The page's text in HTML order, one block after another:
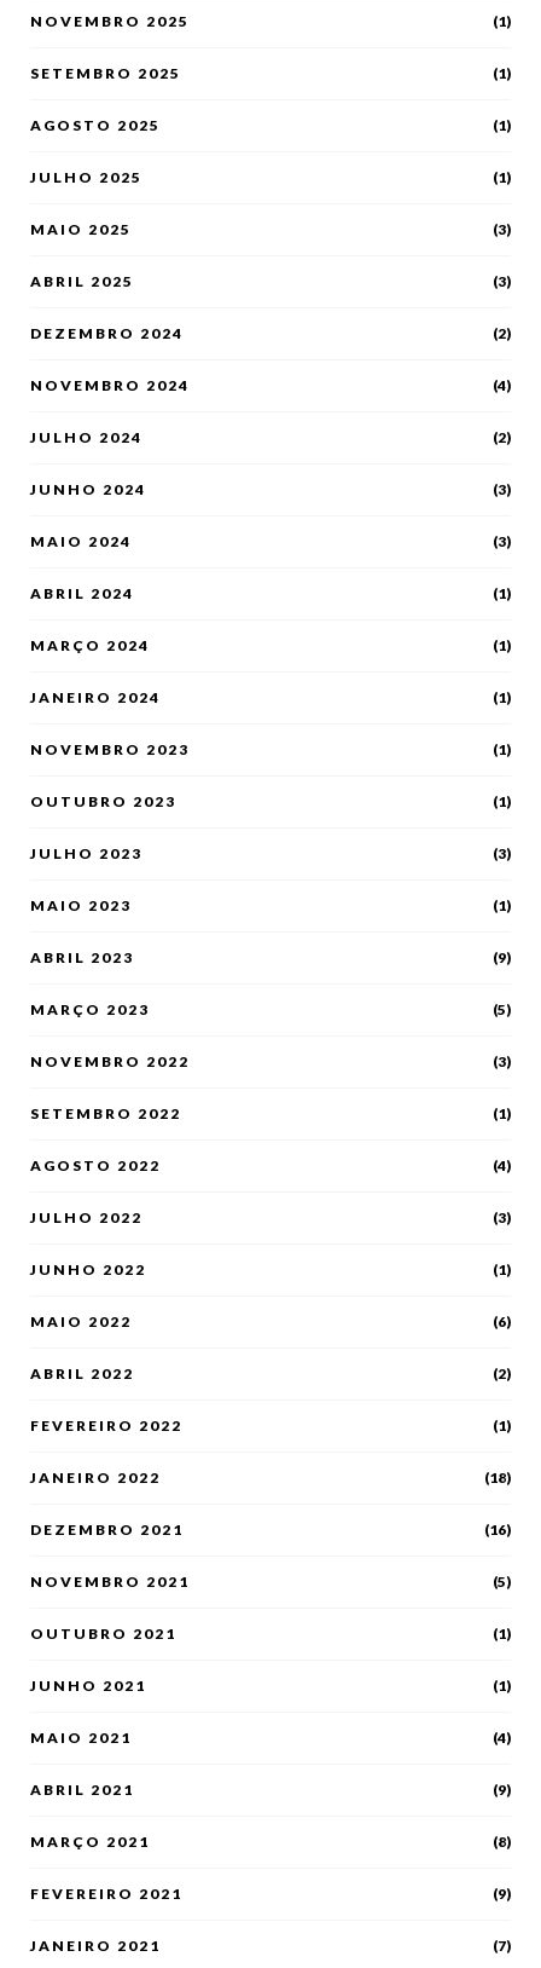
NOVEMBRO 2025 (1)
SETEMBRO 2025 (1)
AGOSTO 2025 (1)
JULHO 2025 (1)
MAIO 2025 (3)
ABRIL 2025 (3)
DEZEMBRO 2024 (2)
NOVEMBRO 2024 (4)
JULHO 2024 (2)
JUNHO 2024 (3)
MAIO 2024 (3)
ABRIL 2024 (1)
MARÇO 2024 (1)
JANEIRO 2024 (1)
NOVEMBRO 2023 (1)
OUTUBRO 2023 (1)
JULHO 2023 (3)
MAIO 2023 (1)
ABRIL 2023 (9)
MARÇO 2023 (5)
NOVEMBRO 2022 (3)
SETEMBRO 2022 (1)
AGOSTO 2022 (4)
JULHO 2022 (3)
JUNHO 2022 (1)
MAIO 2022 (6)
ABRIL 2022 (2)
FEVEREIRO 2022 (1)
JANEIRO 2022 (18)
DEZEMBRO 2021 (16)
NOVEMBRO 2021 (5)
OUTUBRO 2021 (1)
JUNHO 2021 (1)
MAIO 2021 (4)
ABRIL 2021 (9)
MARÇO 2021 (8)
FEVEREIRO 2021 (9)
JANEIRO 2021 (7)